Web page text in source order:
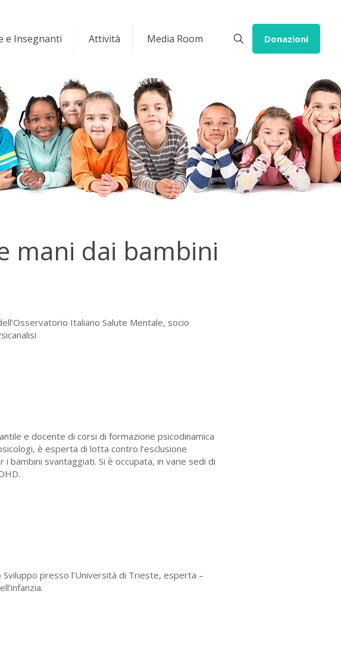
e Insegnanti Attività Media Room Donazioni
mani dai bambini
Italiano Salute Mentale, socio
e docente di corsi di formazione psicodinamica
è esperta di lotta contro l’esclusione
bambini svantaggiati. Si è occupata, in varie sedi di
presso l’Università di Trieste, esperta –